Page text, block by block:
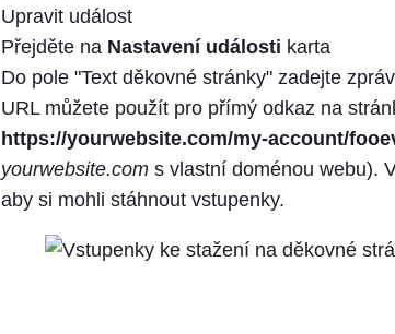
Upravit událost
Přejděte na Nastavení události karta
Do pole "Text děkovné stránky" zadejte
URL můžete použít pro přímý odkaz na
https://yourwebsite.com/my-account/
yourwebsite.com s vlastní doménou webu).
aby si mohli stáhnout vstupenky.